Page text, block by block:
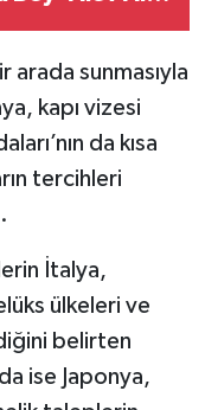
arada sunmasıyla
kapı vizesi
da kısa
tercihleri
İtalya,
ülkeleri ve
belirten
ise Japonya,